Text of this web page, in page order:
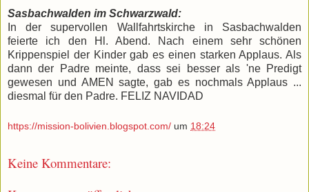
Sasbachwalden im Schwarzwald:
In der supervollen Wallfahrtskirche in Sasbachwalden
feierte ich den Hl. Abend. Nach einem sehr schönen
Krippenspiel der Kinder gab es einen starken Applaus. Als
dann der Padre meinte, dass sei besser als 'ne Predigt
gewesen und AMEN sagte, gab es nochmals Applaus ...
diesmal für den Padre. FELIZ NAVIDAD
https://mission-bolivien.blogspot.com/ um 18:24
Keine Kommentare: